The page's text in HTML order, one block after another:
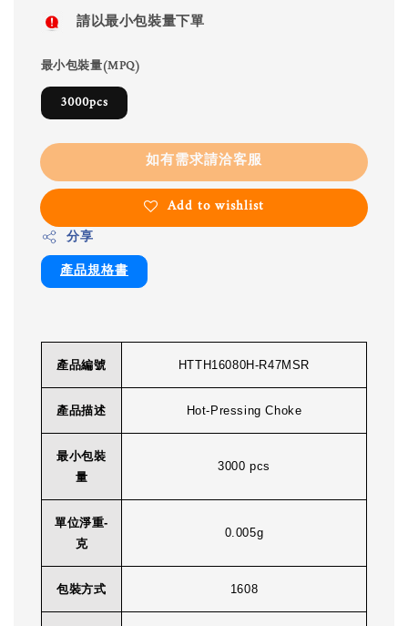
請以最小包裝量下單
最小包裝量(MPQ)
3000pcs
如有需求請洽客服
Add to wishlist
分享
產品規格書
產品編號 HTTH16080H-R47MSR
產品描述 Hot-Pressing Choke
最小包裝
量
3000 pcs
單位淨重-
克
0.005g
包裝方式 1608